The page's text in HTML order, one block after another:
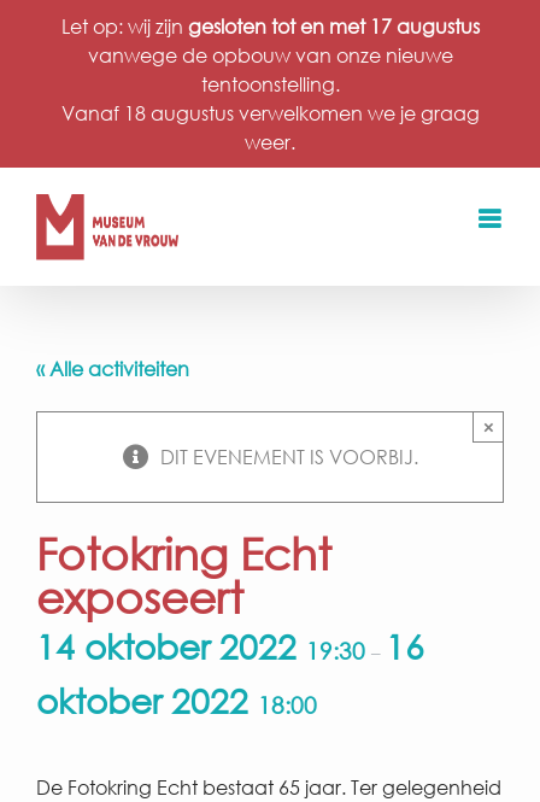
Let op: wij zijn gesloten tot en met 17 augustus
vanwege de opbouw van onze nieuwe
tentoonstelling.
Vanaf 18 augustus verwelkomen we je graag
weer.
« Alle activiteiten
DIT EVENEMENT IS VOORBIJ.
×
Fotokring Echt
exposeert
14 oktober 2022 19:30 – 16
oktober 2022 18:00
De Fotokring Echt bestaat 65 jaar. Ter gelegenheid